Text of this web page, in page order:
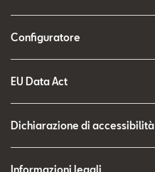
Configuratore
EU Data Act
Dichiarazione di accessibilità
Informazioni legali